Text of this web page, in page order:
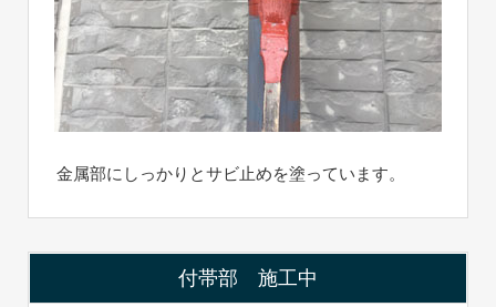
金属部にしっかりとサビ止めを塗っています。
付帯部 施工中